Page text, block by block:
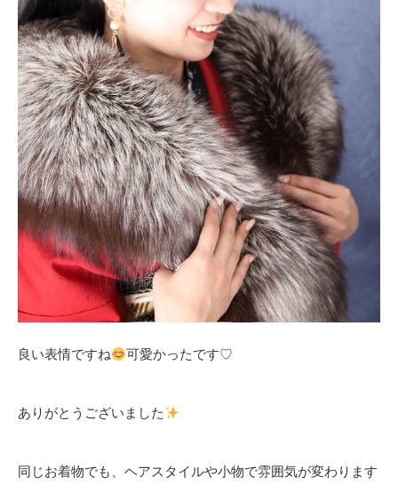
良い表情ですね 可愛かったです♡
ありがとうございました
同じお着物でも、ヘアスタイルや小物で雰囲気が変わります